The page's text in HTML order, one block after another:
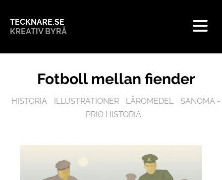
TECKNARE.SE
KREATIV BYRÅ
Fotboll mellan fiender
HISTORIA ILLUSTRATIONER LÄROMEDEL
SANOMA -
PRIO HISTORIA